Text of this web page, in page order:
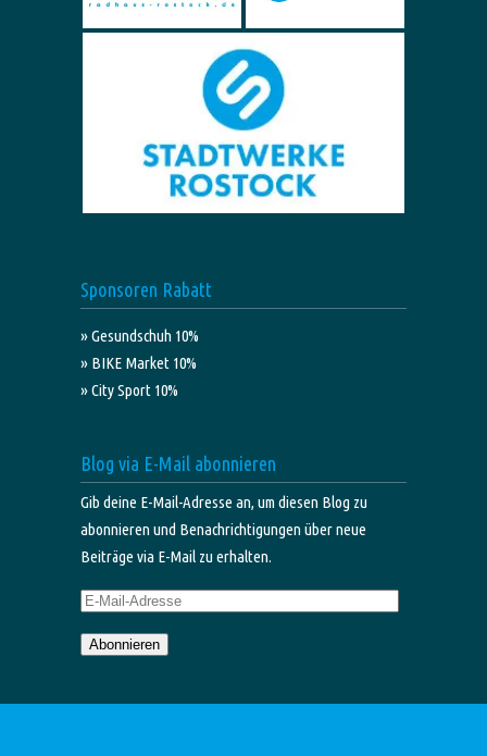
Sponsoren Rabatt
» Gesundschuh 10%
» BIKE Market 10%
» City Sport 10%
Blog via E-Mail abonnieren
Gib deine E-Mail-Adresse an, um diesen Blog zu
abonnieren und Benachrichtigungen über neue
Beiträge via E-Mail zu erhalten.
E-
Adresse
Abonnieren